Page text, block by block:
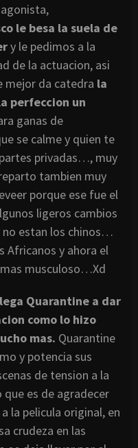
le besa la suela de
y le pedimos a la
de la actuacion, asi
mejor da catedra la
perfeccion un
ganas de
se calme y quien te
privadas…, muy
tambien muy
porque ese fue el
ligeros cambios
no estan los chinos…
Africanos y ahora el
musculoso…Xd
Quarantine a dar
como lo hizo
mas. Quarantine
y potencia sus
de tension a la
es de agradecer
la pelicula original, en
crudeza en las